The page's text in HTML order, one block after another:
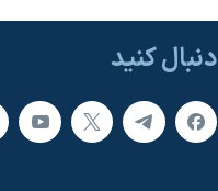
دنبال کنید